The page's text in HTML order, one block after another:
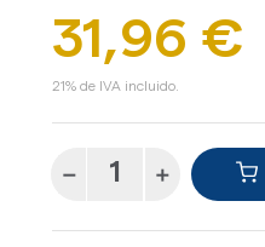
31,96 €
21% de IVA incluido.